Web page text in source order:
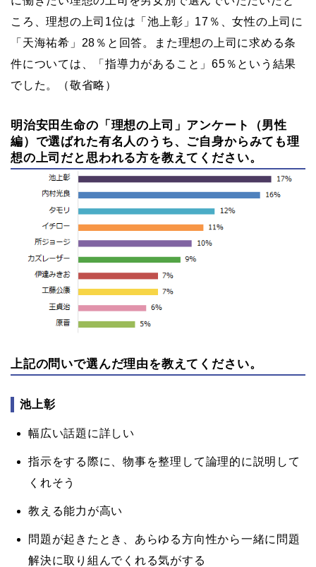
ころ、理想の上司1位は「池上彰」17％、女性の上司に
「天海祐希」28％と回答。また理想の上司に求める条
件については、「指導力があること」65％という結果
でした。（敬省略）
明治安田生命の「理想の上司」アンケート（男性
編）で選ばれた有名人のうち、ご自身からみても理
想の上司だと思われる方を教えてください。
上記の問いで選んだ理由を教えてください。
池上彰
幅広い話題に詳しい
指示をする際に、物事を整理して論理的に説明して
くれそう
教える能力が高い
問題が起きたとき、あらゆる方向性から一緒に問題
解決に取り組んでくれる気がする